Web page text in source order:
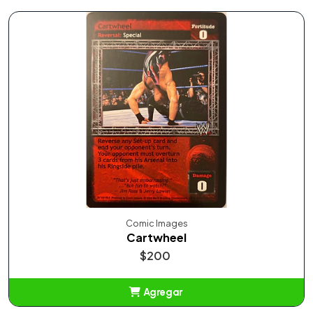
Comic Images
Cartwheel
$200
Agregar